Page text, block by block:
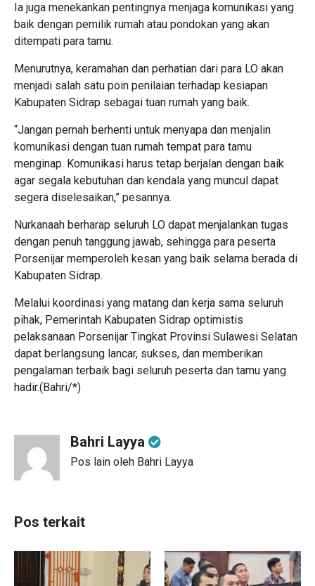
Ia juga menekankan pentingnya menjaga komunikasi yang
baik dengan pemilik rumah atau pondokan yang akan
ditempati para tamu.
Menurutnya, keramahan dan perhatian dari para LO akan
menjadi salah satu poin penilaian terhadap kesiapan
Kabupaten Sidrap sebagai tuan rumah yang baik.
“Jangan pernah berhenti untuk menyapa dan menjalin
komunikasi dengan tuan rumah tempat para tamu
menginap. Komunikasi harus tetap berjalan dengan baik
agar segala kebutuhan dan kendala yang muncul dapat
segera diselesaikan,” pesannya.
Nurkanaah berharap seluruh LO dapat menjalankan tugas
dengan penuh tanggung jawab, sehingga para peserta
Porsenijar memperoleh kesan yang baik selama berada di
Kabupaten Sidrap.
Melalui koordinasi yang matang dan kerja sama seluruh
pihak, Pemerintah Kabupaten Sidrap optimistis
pelaksanaan Porsenijar Tingkat Provinsi Sulawesi Selatan
dapat berlangsung lancar, sukses, dan memberikan
pengalaman terbaik bagi seluruh peserta dan tamu yang
hadir.(Bahri/*)
Bahri Layya
Pos lain oleh Bahri Layya
Pos terkait